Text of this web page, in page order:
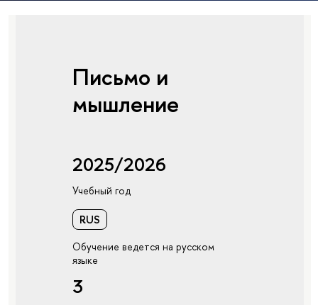
Письмо и
мышление
2025/2026
Учебный год
RUS
Обучение ведется на русском
языке
3